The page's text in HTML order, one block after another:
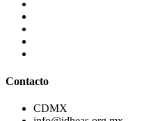
Contacto
CDMX